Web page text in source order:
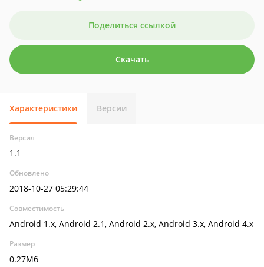
Поделиться ссылкой
Скачать
Характеристики Версии
Версия
1.1
Обновлено
2018-10-27 05:29:44
Совместимость
Android 1.x, Android 2.1, Android 2.x, Android 3.x, Android 4.x
Размер
0.27Мб